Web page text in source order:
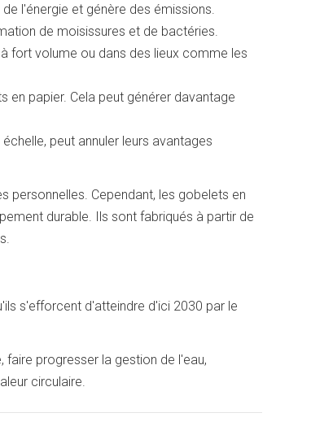
l'énergie et génère des émissions.
de moisissures et de bactéries.
fort volume ou dans des lieux comme les
en papier. Cela peut générer davantage
peut annuler leurs avantages
personnelles. Cependant, les gobelets en
durable. Ils sont fabriqués à partir de
s'efforcent d'atteindre d'ici 2030 par le
progresser la gestion de l'eau,
circulaire.